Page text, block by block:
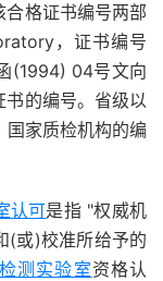
格证书编号两部
，证书编号
(1994) 04号文向
的编号。省级以
家质检机构的编
认可是指 "权威机
(或)校准所给予的
检测实验室资格认